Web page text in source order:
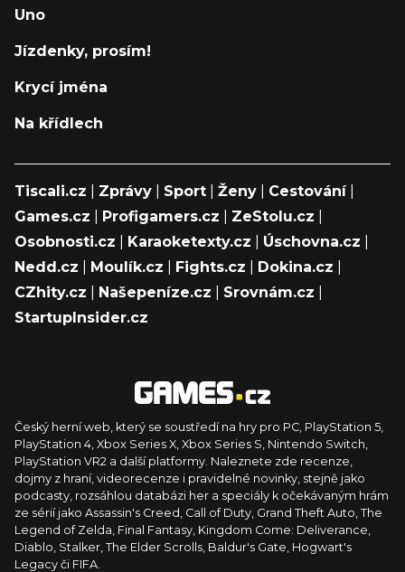
Uno
Jízdenky, prosím!
Krycí jména
Na křídlech
Tiscali.cz Zprávy Sport Ženy Cestování|
Games.cz
Profigamers.cz ZeStolu.cz
Osobnosti.cz
Karaoketexty.cz Úschovna.cz
Nedd.cz
Moulík.cz Fights.cz Dokina.cz
CZhity.cz
Našepeníze.cz Srovnám.cz
StartupInsider.cz
Český herní web, který se soustředí na hry pro PC, PlayStation 5,
PlayStation 4, Xbox Series X, Xbox Series S, Nintendo Switch,
PlayStation VR2 a další platformy. Naleznete zde recenze,
dojmy z hraní, videorecenze i pravidelné novinky, stejně jako
podcasty, rozsáhlou databázi her a speciály k očekávaným hrám
ze sérií jako Assassin's Creed, Call of Duty, Grand Theft Auto, The
Legend of Zelda, Final Fantasy, Kingdom Come: Deliverance,
Diablo, Stalker, The Elder Scrolls, Baldur's Gate, Hogwart's
Legacy či FIFA.